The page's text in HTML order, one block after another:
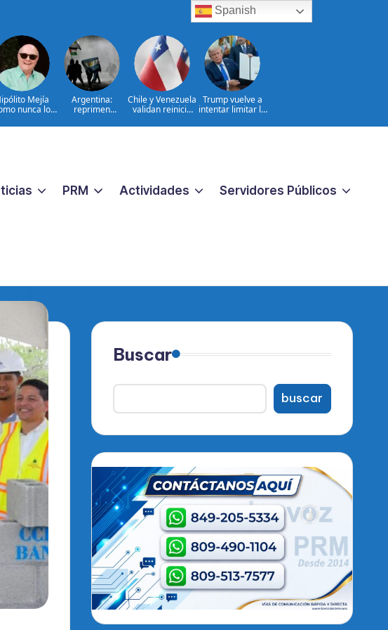
Mejía
nunca lo
detrás del
Argentina:
reprimen
proyecto sobre
Chile y Venezuela
validan reinicio
consulares
Trump vuelve a
intentar limitar la
nacimiento
PRM Actividades Servidores Públicos
Buscar
buscar
Spanish